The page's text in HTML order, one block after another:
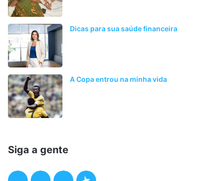
Dicas para sua saúde financeira
A Copa entrou na minha vida
Siga a gente